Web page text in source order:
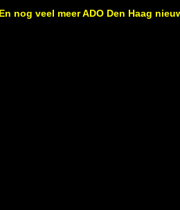
En nog veel meer ADO Den Haag